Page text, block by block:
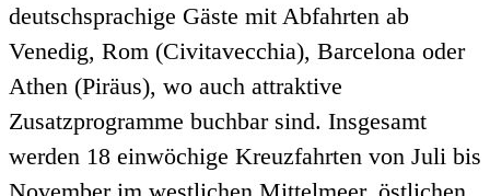
deutschsprachige Gäste mit Abfahrten ab
Venedig, Rom (Civitavecchia), Barcelona oder
Athen (Piräus), wo auch attraktive
Zusatzprogramme buchbar sind. Insgesamt
werden 18 einwöchige Kreuzfahrten von Juli bis